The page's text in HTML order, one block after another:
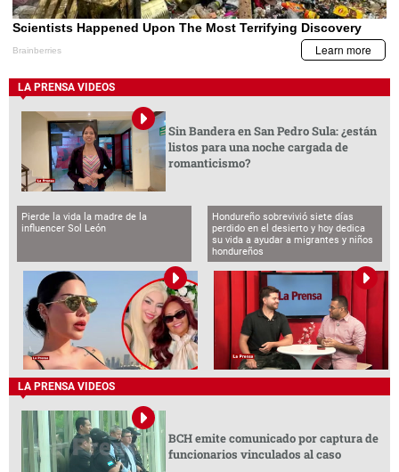
LA PRENSA VIDEOS
Sin Bandera en San Pedro Sula: ¿están
listos para una noche cargada de
romanticismo?
Pierde la vida la madre de la
influencer Sol León
Hondureño sobrevivió siete días
perdido en el desierto y hoy dedica
su vida a ayudar a migrantes y niños
hondureños
LA PRENSA VIDEOS
BCH emite comunicado por captura de
funcionarios vinculados al caso